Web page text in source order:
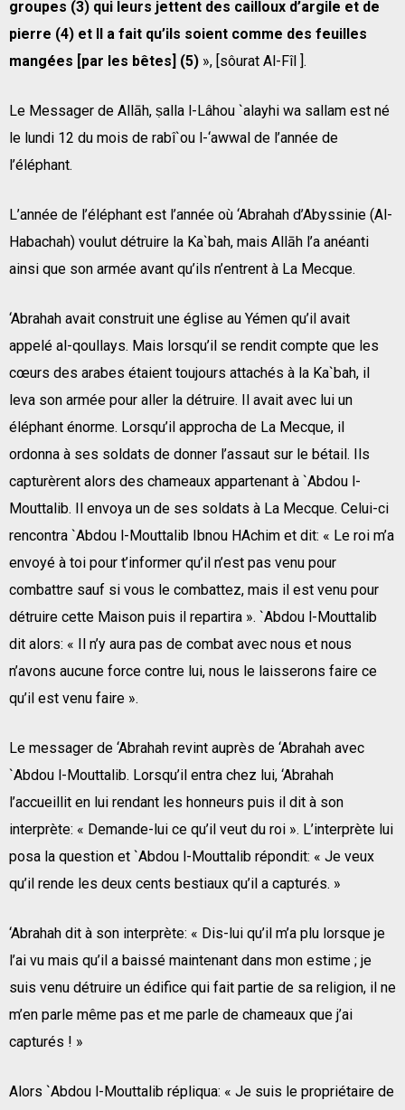
groupes (3) qui leurs jettent des cailloux d’argile et de
pierre (4) et Il a fait qu’ils soient comme des feuilles
mangées [par les bêtes] (5) », [sôurat Al-Fîl ].
Le Messager de Allāh, ṣalla l-Lâhou `alayhi wa sallam est né
le lundi 12 du mois de rabî`ou l-‘awwal de l’année de
l’éléphant.
L’année de l’éléphant est l’année où ‘Abrahah d’Abyssinie (Al-
Habachah) voulut détruire la Ka`bah, mais Allāh l’a anéanti
ainsi que son armée avant qu’ils n’entrent à La Mecque.
‘Abrahah avait construit une église au Yémen qu’il avait
appelé al-qoullays. Mais lorsqu’il se rendit compte que les
cœurs des arabes étaient toujours attachés à la Ka`bah, il
leva son armée pour aller la détruire. Il avait avec lui un
éléphant énorme. Lorsqu’il approcha de La Mecque, il
ordonna à ses soldats de donner l’assaut sur le bétail. Ils
capturèrent alors des chameaux appartenant à `Abdou l-
Mouttalib. Il envoya un de ses soldats à La Mecque. Celui-ci
rencontra `Abdou l-Mouttalib Ibnou HAchim et dit: « Le roi m’a
envoyé à toi pour t’informer qu’il n’est pas venu pour
combattre sauf si vous le combattez, mais il est venu pour
détruire cette Maison puis il repartira ». `Abdou l-Mouttalib
dit alors: « Il n’y aura pas de combat avec nous et nous
n’avons aucune force contre lui, nous le laisserons faire ce
qu’il est venu faire ».
Le messager de ‘Abrahah revint auprès de ‘Abrahah avec
`Abdou l-Mouttalib. Lorsqu’il entra chez lui, ‘Abrahah
l’accueillit en lui rendant les honneurs puis il dit à son
interprète: « Demande-lui ce qu’il veut du roi ». L’interprète lui
posa la question et `Abdou l-Mouttalib répondit: « Je veux
qu’il rende les deux cents bestiaux qu’il a capturés. »
‘Abrahah dit à son interprète: « Dis-lui qu’il m’a plu lorsque je
l’ai vu mais qu’il a baissé maintenant dans mon estime ; je
suis venu détruire un édifice qui fait partie de sa religion, il ne
m’en parle même pas et me parle de chameaux que j’ai
capturés ! »
Alors `Abdou l-Mouttalib répliqua: « Je suis le propriétaire de